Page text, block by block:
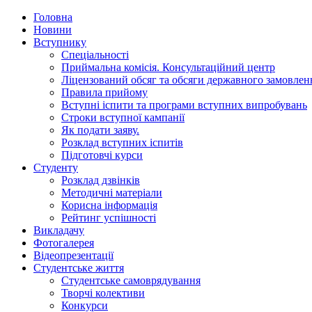
Головна
Новини
Вступнику
Спеціальності
Приймальна комісія. Консультаційний центр
Ліцензований обсяг та обсяги державного
Правила прийому
Вступні іспити та програми вступних випробувань
Строки вступної кампанії
Як подати заяву.
Розклад вступних іспитів
Підготовчі курси
Студенту
Розклад дзвінків
Методичні матеріали
Корисна інформація
Рейтинг успішності
Викладачу
Фотогалерея
Відеопрезентації
Студентське життя
Студентське самоврядування
Творчі колективи
Конкурси